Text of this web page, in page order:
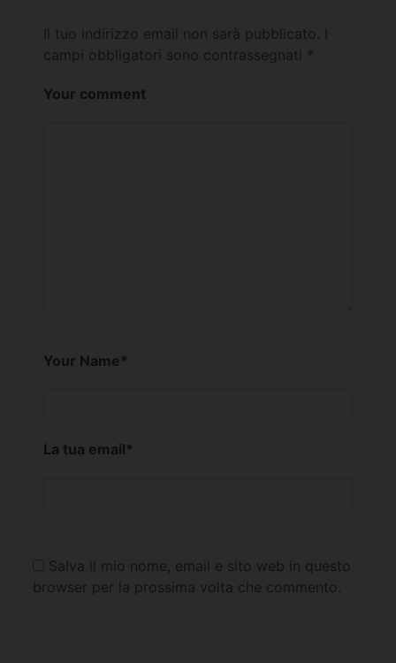
Il tuo indirizzo email non sarà pubblicato.
campi obbligatori sono contrassegnati *
Your comment
Your Name*
La tua email*
Salva il mio nome, email e sito web in questo
browser per la prossima volta che commento.